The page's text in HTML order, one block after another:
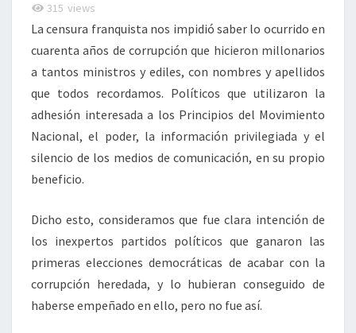
315 views
La censura franquista nos impidió saber lo ocurrido en
cuarenta años de corrupción que hicieron millonarios
a tantos ministros y ediles, con nombres y apellidos
que todos recordamos. Políticos que utilizaron la
adhesión interesada a los Principios del Movimiento
Nacional, el poder, la información privilegiada y el
silencio de los medios de comunicación, en su propio
beneficio.
Dicho esto, consideramos que fue clara intención de
los inexpertos partidos políticos que ganaron las
primeras elecciones democráticas de acabar con la
corrupción heredada, y lo hubieran conseguido de
haberse empeñado en ello, pero no fue así.